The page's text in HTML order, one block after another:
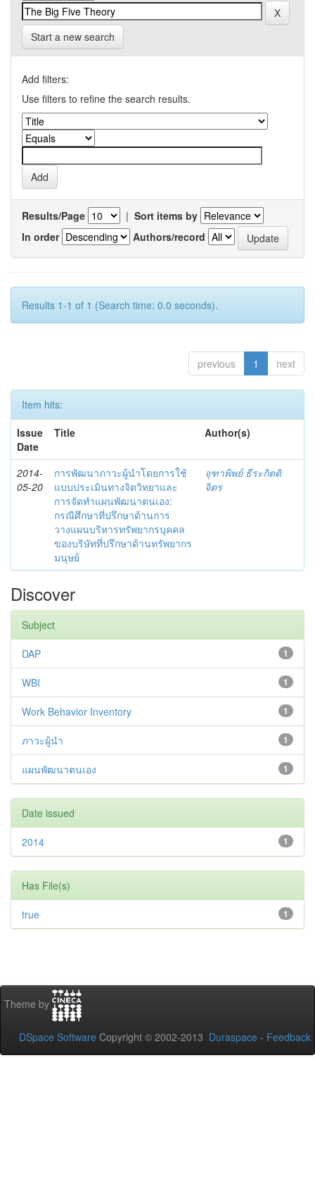
Start a new search
Add filters:
Use filters to refine the search results.
Results/Page | Sort items by
In order
Authors/record
Results 1-1 of 1 (Search time: 0.0 seconds).
previous 1 next
Item hits:
Issue
Date
Title Author(s)
2014-
05-20
การพัฒนาภาวะผู้นำโดยการใช้
แบบประเมินทางจิตวิทยาและ
การจัดทำแผนพัฒนาตนเอง:
กรณีศึกษาที่ปรึกษาด้านการ
วางแผนบริหารทรัพยากรบุคคล
ของบริษัทที่ปรึกษาด้านทรัพยากร
มนุษย์
จุฑาพิพย์ ธีระกิตติ
จิตร
Discover
Subject
1
DAP
1
WBI
1
Work Behavior Inventory
1
ภาวะผู้นำ
1
แผนพัฒนาตนเอง
Date issued
1
2014
Has File(s)
1
true
Theme by
DSpace Software Copyright © 2002-2013 Duraspace - Feedback